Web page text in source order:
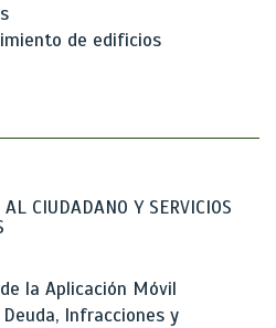
de edificios
CIUDADANO Y SERVICIOS
la Aplicación Móvil
Infracciones y